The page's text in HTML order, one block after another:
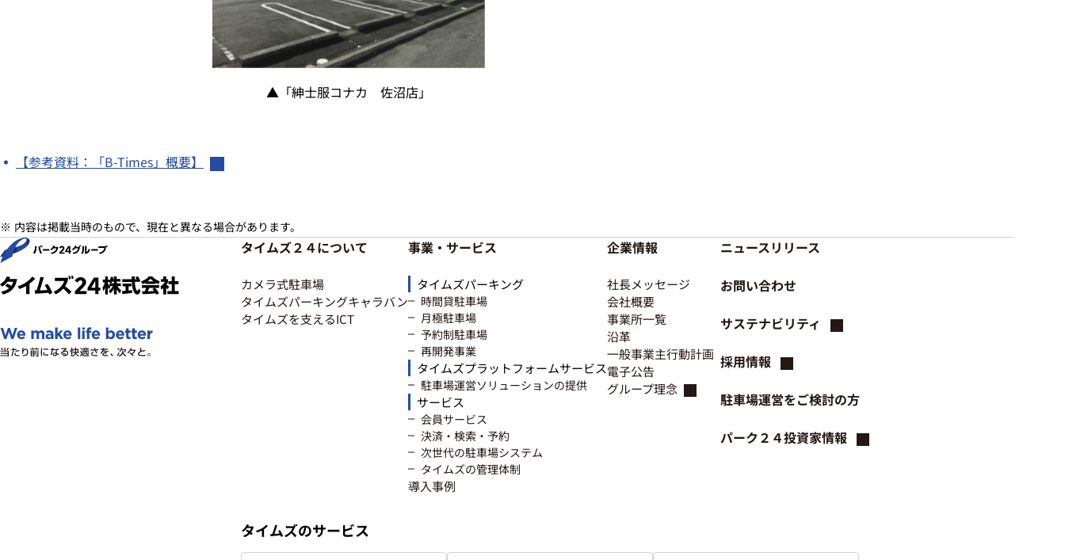
▲「紳士服コナカ 佐沼店」
【参考資料：「B-Times」概要】
内容は掲載当時のもので、現在と異なる場合があります。
タイムズ２４について
カメラ式駐車場
タイムズパーキングキャラバン
タイムズを支えるICT​
事業・サービス
タイムズパーキング
時間貸駐車場
月極駐車場
予約制駐車場
再開発事業
タイムズプラットフォームサービス
駐車場運営ソリューションの提供
サービス
会員サービス
決済・検索・予約
次世代の駐車場システム
タイムズの管理体制
導入事例
企業情報
社長メッセージ
会社概要
事業所一覧
沿革
一般事業主行動計画
電子公告
グループ理念
ニュースリリース
お問い合わせ
サステナビリティ
採用情報
駐車場運営をご検討の方
パーク２４投資家情報
タイムズのサービス